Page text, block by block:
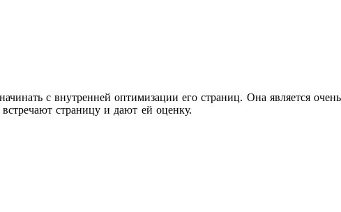
с внутренней оптимизации его страниц. Она является
страницу и дают ей оценку.